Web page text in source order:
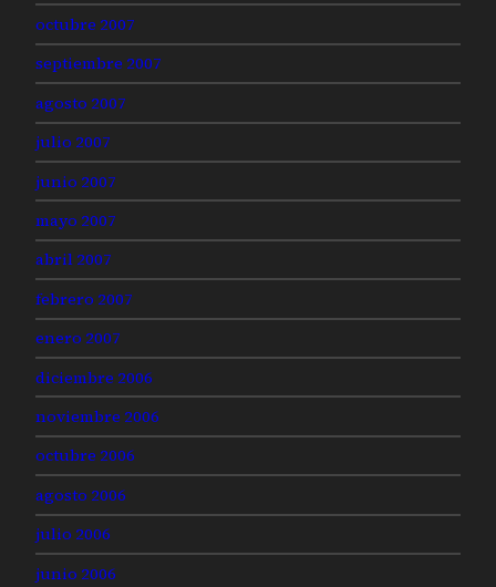
octubre 2007
septiembre 2007
agosto 2007
julio 2007
junio 2007
mayo 2007
abril 2007
febrero 2007
enero 2007
diciembre 2006
noviembre 2006
octubre 2006
agosto 2006
julio 2006
junio 2006